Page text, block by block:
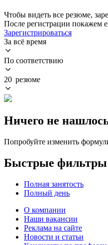
Чтобы видеть все резюме,
После регистрации покажем
Зарегистрироваться
За всё время
По соответствию
20 резюме
Ничего не
Попробуйте изменить
Быстрые фильтры
Полная занятость
Полный день
О компании
Наши вакансии
Реклама на сайте
Новости и статьи